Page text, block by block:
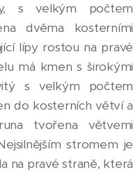
s velkým počtem
dvěma kosterními
lípy rostou na pravé
má kmen s širokými
s velkým počtem
do kosterních větví a
tvořena větvemi
stromem je
na pravé straně, která